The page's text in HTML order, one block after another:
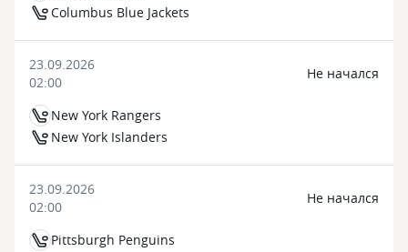
Columbus Blue Jackets
23.09.2026
02:00
New York Rangers
New York Islanders
Не начался
23.09.2026
02:00
Pittsburgh Penguins
Не начался